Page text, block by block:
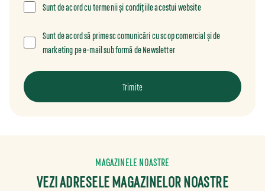
Sunt de acord cu termenii și condițiile acestui website
Sunt de acord să primesc comunicări cu scop comercial și de
marketing pe e-mail sub formă de Newsletter
Trimite
MAGAZINELE NOASTRE
VEZI ADRESELE MAGAZINELOR NOASTRE